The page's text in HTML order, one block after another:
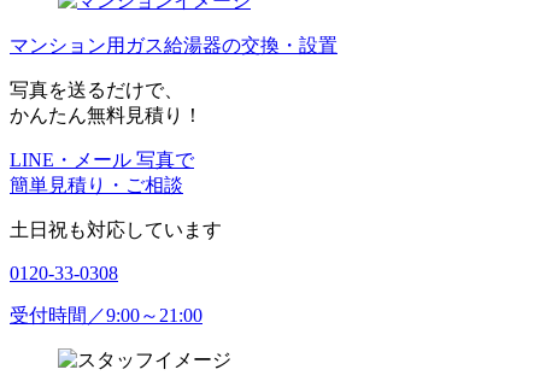
マンション用ガス給湯器の交換・設置
写真を送るだけで、
かんたん無料見積り！
LINE・メール 写真で
簡単見積り・ご相談
土日祝も対応しています
0120-33-0308
受付時間／9:00～21:00